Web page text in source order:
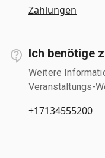
Zahlungen
Ich benötige
Weitere
Veranstaltungs-
+17134555200